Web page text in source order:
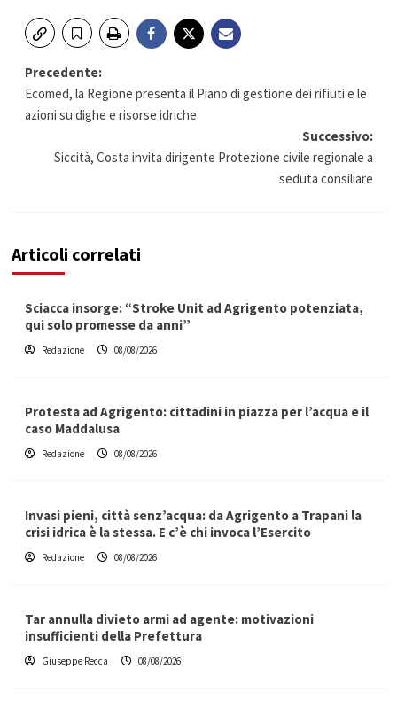
Navigazione
articolo
Precedente:
Ecomed, la Regione presenta il Piano di gestione dei rifiuti e le
azioni su dighe e risorse idriche
Successivo:
Siccità, Costa invita dirigente Protezione civile regionale a
seduta consiliare
Articoli correlati
Sciacca insorge: “Stroke Unit ad Agrigento potenziata,
qui solo promesse da anni”
Redazione 08/08/2026
Protesta ad Agrigento: cittadini in piazza per l’acqua e il
caso Maddalusa
Redazione 08/08/2026
Invasi pieni, città senz’acqua: da Agrigento a Trapani la
crisi idrica è la stessa. E c’è chi invoca l’Esercito
Redazione 08/08/2026
Tar annulla divieto armi ad agente: motivazioni
insufficienti della Prefettura
Giuseppe Recca 08/08/2026